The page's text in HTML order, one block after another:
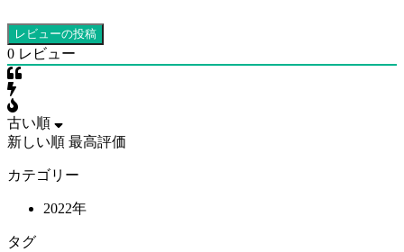
0 レビュー
古い順
新しい順 最高評価
カテゴリー
2022年
タグ